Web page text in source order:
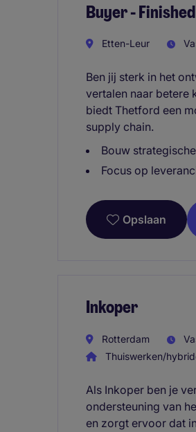
Buyer -
Etten-Leur
Ben jij sterk in het
vertalen naar betere
biedt Thetford een
supply chain.
Bouw
Focus op
Opslaan
Inkoper
Rotterdam
Thuiswerken/
Als Inkoper ben je
ondersteuning van
en zorgt ervoor dat